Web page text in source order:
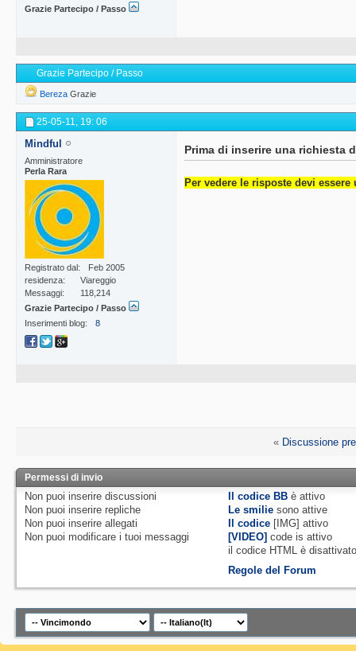
Grazie Partecipo / Passo
Grazie Partecipo / Passo
Bereza Grazie
25-05-11, 19: 06
Mindful
Amministratore
Perla Rara
Registrato dal
Feb 2005
residenza
Viareggio
Messaggi
118,214
Grazie Partecipo / Passo
Inserimenti blog
8
Prima di inserire una richiesta
Per vedere le risposte devi
« Discussione
Permessi di invio
Non puoi inserire discussioni
Non puoi inserire repliche
Non puoi inserire allegati
Non puoi modificare i tuoi messaggi
Il codice BB èattivo
Le smilie sono attive
Il codice [IMG]attivo
[VIDEO] code isattivo
il codice HTML è
Regole del Forum